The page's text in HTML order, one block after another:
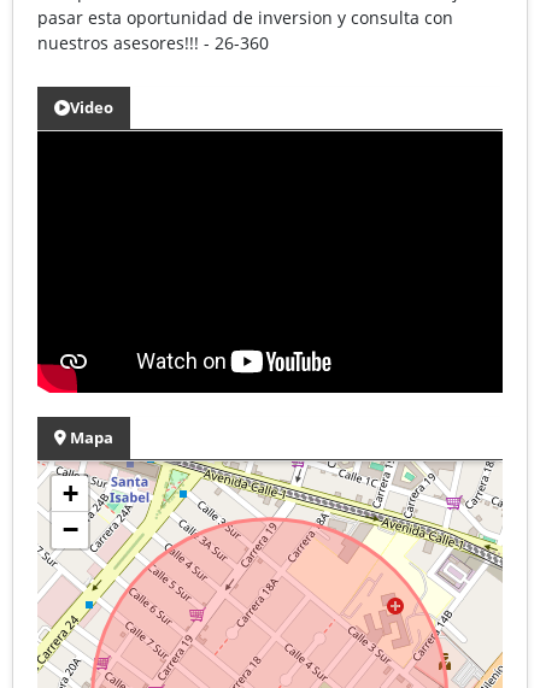
pasar esta oportunidad de inversion y consulta con
nuestros asesores!!! - 26-360
Video
Mapa
+
−